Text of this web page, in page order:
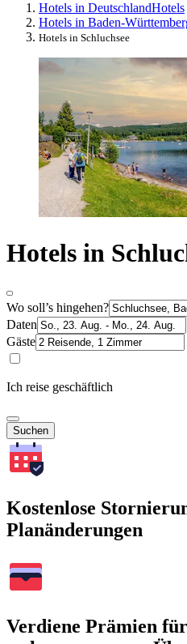
Hotels in DeutschlandHotels
Hotels in Baden-
Hotels in Schluchsee
Hotels in
Wo soll’s hingehen?
Daten
Gäste
Ich reise geschäftlich
Suchen
Kostenlose
Planänderungen
Verdiene Prämien